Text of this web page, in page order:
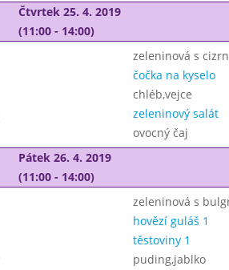
Čtvrtek 25. 4. 2019
(11:00 - 14:00)
zeleninová s
čočka na kyselo
chléb,vejce
zeleninový salát
ovocný čaj
Pátek 26. 4. 2019
(11:00 - 14:00)
zeleninová s
hovězí guláš 1
těstoviny 1
puding,jablko